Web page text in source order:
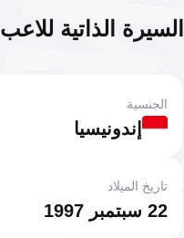
السيرة الذاتية للاعب
إندونيسيا
الجنسية
22 سبتمبر 1997
تاريخ الميلاد